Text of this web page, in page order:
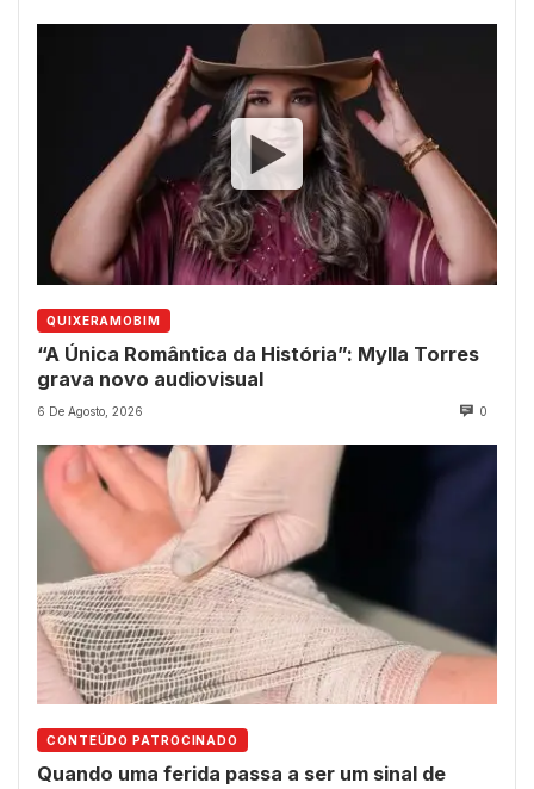
QUIXERAMOBIM
“A Única Romântica da História”: Mylla Torres
grava novo audiovisual
6 De Agosto, 2026 0
CONTEÚDO PATROCINADO
Quando uma ferida passa a ser um sinal de